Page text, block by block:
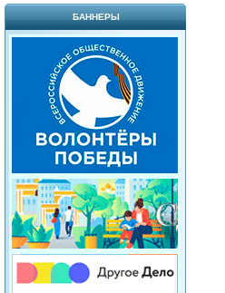
БАННЕРЫ